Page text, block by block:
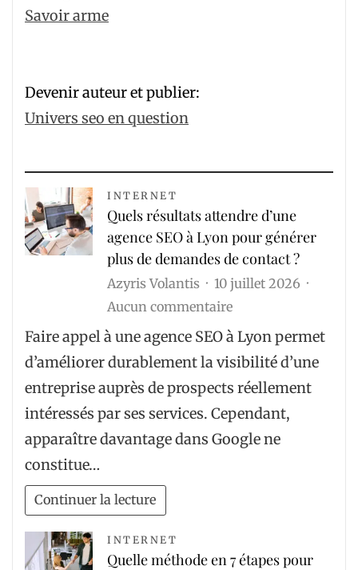
Savoir arme
Devenir auteur et publier:
Univers seo en question
INTERNET
Quels résultats attendre d’une
agence SEO à Lyon pour générer
plus de demandes de contact ?
Azyris Volantis
10 juillet 2026
Aucun commentairesur
Quels
résultats
d’une
agence
SEO
plus
Faire appel à une agence SEO à Lyon permet
d’améliorer durablement la visibilité d’une
entreprise auprès de prospects réellement
intéressés par ses services. Cependant,
apparaître davantage dans Google ne
constitue…
Continuer la lecture
INTERNET
Quelle méthode en 7 étapes pour